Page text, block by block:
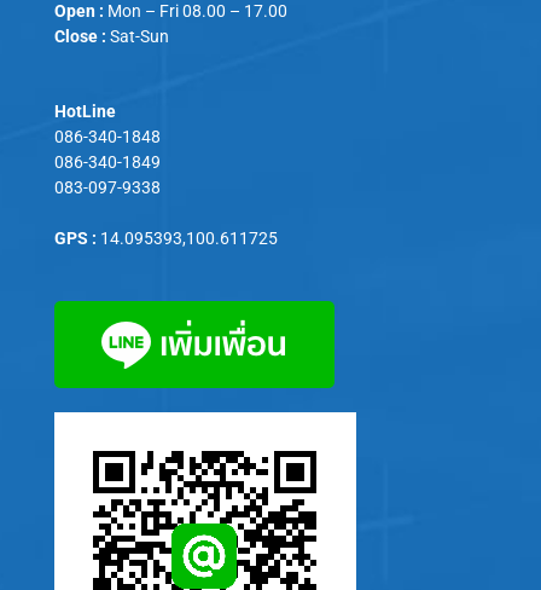
Open : Mon – Fri 08.00 – 17.00
Close : Sat-Sun
HotLine
086-340-1848
086-340-1849
083-097-9338
GPS : 14.095393,100.611725